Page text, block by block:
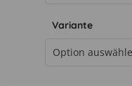
Variante
Option